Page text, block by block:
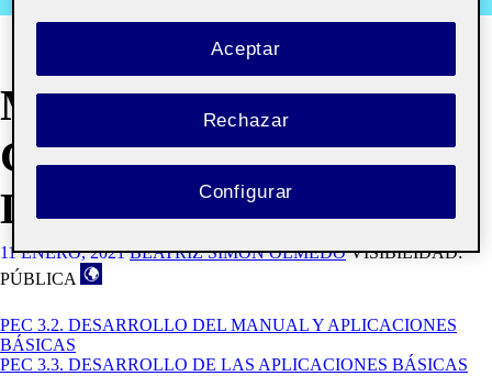
MANUAL DE IMAGEN
CORPORATIVA
DEFINITIVA
11 ENERO, 2021 BEATRIZ SIMON OLMEDO VISIBILIDAD:
PÚBLICA
PEC 3.2. DESARROLLO DEL MANUAL Y APLICACIONES
BÁSICAS
PEC 3.3. DESARROLLO DE LAS APLICACIONES BÁSICAS
Rechazar
Aceptar
Configurar